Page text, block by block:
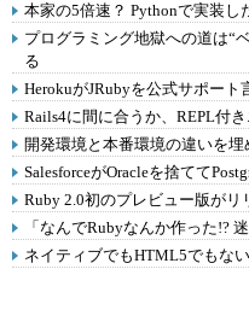
本家の5倍速？ Pythonで実装し
プログラミング地獄への道は“
る
HerokuがJRubyを公式サポート
Rails4に間に合うか、REPL付
開発環境と本番環境の違いを埋
SalesforceがOracleを捨てて
Ruby 2.0初のプレビュー版がリ
「なんでRubyなんか作った!?
ネイティブでもHTML5でもな